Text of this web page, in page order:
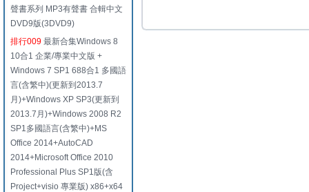
聲書系列 MP3有聲書 合輯中文
DVD9版(3DVD9)
排行009 最新合集Windows 8
10合1 企業/專業中文版 +
Windows 7 SP1 688合1 多國語
言(含繁中)(更新到2013.7
月)+Windows XP SP3(更新到
2013.7月)+Windows 2008 R2
SP1多國語言(含繁中)+MS
Office 2014+AutoCAD
2014+Microsoft Office 2010
Professional Plus SP1版(含
Project+visio 專業版) x86+x64